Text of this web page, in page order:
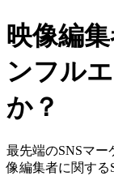
映像編
ンフル
か？
最先端のSNSマー
像編集者に関する